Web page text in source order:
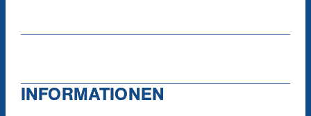
Glücksdrachen Fuchur und lernt viele
Bastian begreift, welche Rolle er in der
unendlichen Geschichte spielen kann.
INFORMATIONEN